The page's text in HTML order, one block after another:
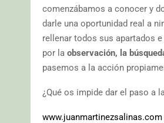
comenzábamos a conocer y
darle una oportunidad real a
rellenar todos sus apartados
por la observación, la
pasemos a la acción
¿Qué os impide dar el paso a la
www.juanmartinezsalinas.com